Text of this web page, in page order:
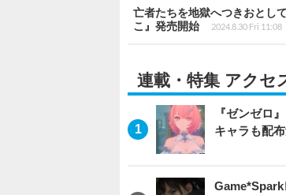
亡者たちを地獄へつきおとし
こ』発売開始
2024.8.30 Fri 11:08
連載・特集 アクセ
『ゼンゼロ
キャラも配